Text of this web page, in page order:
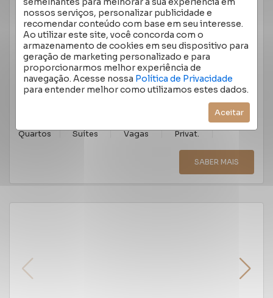
nossos serviços, personalizar publicidade e
recomendar conteúdo com base em seu interesse.
Ao utilizar este site, você concorda com o
armazenamento de cookies em seu dispositivo para
geração de marketing personalizado e para
proporcionarmos melhor experiência de
navegação. Acesse nossa Política de Privacidade
para entender melhor como utilizamos estes dados.
Aceitar
GARDEN 4 QUARTOS MOINHOS DE VENTO 472M²
RUA MARQUÊS DO HERVAL, MOINHOS DE VENTO -
PORTO ALEGRE/RS
Cód.:5285
R$ 7.950.000,00
Quartos Suítes Vagas Privat.
SABER MAIS